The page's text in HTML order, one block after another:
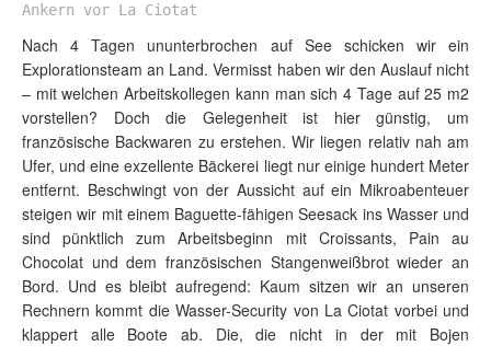
Ankern vor La Ciotat
Nach 4 Tagen ununterbrochen auf See schicken wir ein
Explorationsteam an Land. Vermisst haben wir den Auslauf nicht
– mit welchen Arbeitskollegen kann man sich 4 Tage auf 25 m2
vorstellen? Doch die Gelegenheit ist hier günstig, um
französische Backwaren zu erstehen. Wir liegen relativ nah am
Ufer, und eine exzellente Bäckerei liegt nur einige hundert Meter
entfernt. Beschwingt von der Aussicht auf ein Mikroabenteuer
steigen wir mit einem Baguette-fähigen Seesack ins Wasser und
sind pünktlich zum Arbeitsbeginn mit Croissants, Pain au
Chocolat und dem französischen Stangenweißbrot wieder an
Bord. Und es bleibt aufregend: Kaum sitzen wir an unseren
Rechnern kommt die Wasser-Security von La Ciotat vorbei und
klappert alle Boote ab. Die, die nicht in der mit Bojen